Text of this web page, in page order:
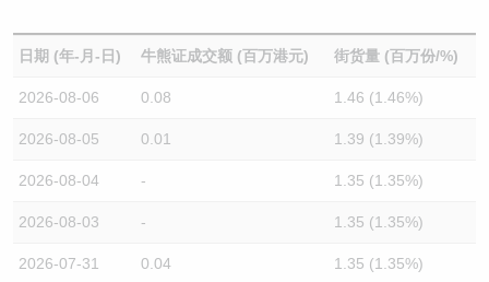
日期 (年-月-日) 牛熊证成交额 (百万港元) 街货量 (百万份/%)
2026-08-06 0.08 1.46 (1.46%)
2026-08-05 0.01 1.39 (1.39%)
2026-08-04 - 1.35 (1.35%)
2026-08-03 - 1.35 (1.35%)
2026-07-31 0.04 1.35 (1.35%)